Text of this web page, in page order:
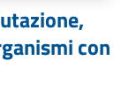
con